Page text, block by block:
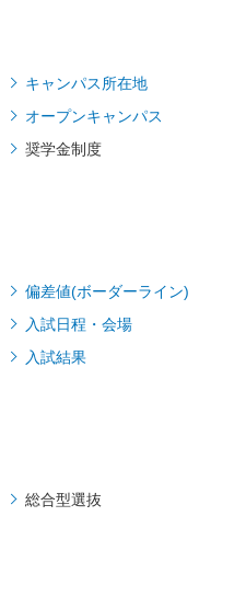
キャンパス所在地
オープンキャンパス
奨学金制度
偏差値(ボーダーライン)
入試日程・会場
入試結果
総合型選抜